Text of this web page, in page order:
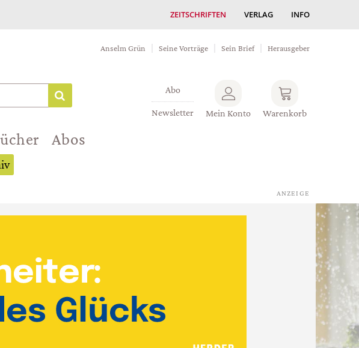
ZEITSCHRIFTEN VERLAG INFO
Anselm Grün Seine Vorträge Sein Brief Herausgeber
Abo
Newsletter Mein Konto Warenkorb
Abos